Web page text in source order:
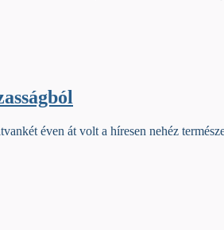
éven át volt a híresen nehéz